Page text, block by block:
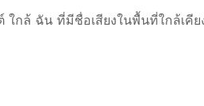
กล้ ฉัน ที่มีชื่อเสียงในพื้นที่ใกล้เคีย